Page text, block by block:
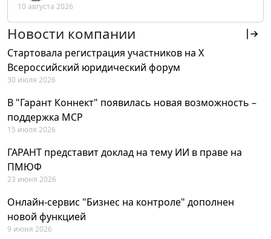
РФ
10 августа 2026
Новости компании
Стартовала регистрация участников на X
Всероссийский юридический форум
30 июля 2026
В "Гарант Коннект" появилась новая возможность –
поддержка MCP
15 июля 2026
ГАРАНТ представит доклад на тему ИИ в праве на
ПМЮФ
23 июня 2026
Онлайн-сервис "Бизнес на контроле" дополнен
новой функцией
9 июня 2026